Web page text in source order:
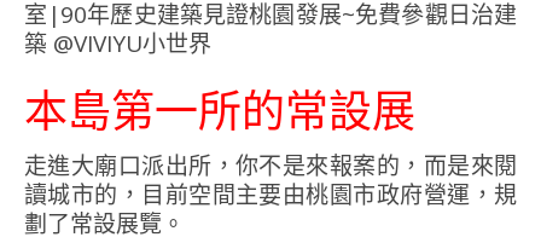
本島第一所的常設展
走進大廟口派出所，你不是來報案的，而是來閱
讀城市的，目前空間主要由桃園市政府營運，規
劃了常設展覽。